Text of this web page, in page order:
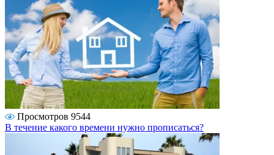
Просмотров 9544
В течение какого времени нужно прописаться?